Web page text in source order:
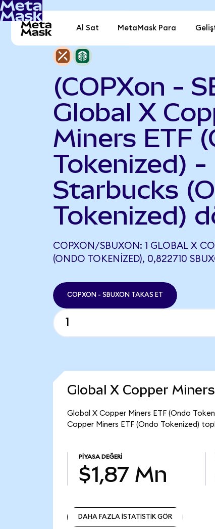
Al Sat MetaMask Para
(COPXon -
Global X
Miners ETF
Tokenized) -
Starbucks
Tokenized)
COPXON/SBUXON: 1 GLOBAL X
(ONDO TOKENIZED), 0,822710
COPXON - SBUXON TAKAS ET
Global X Copper
Global X Copper Miners ETF (Ondo
Copper Miners ETF (Ondo Tokenized)
PIYASA DEĞERI
$1,87 Mn
DAHA FAZLA İSTATİSTİK GÖR